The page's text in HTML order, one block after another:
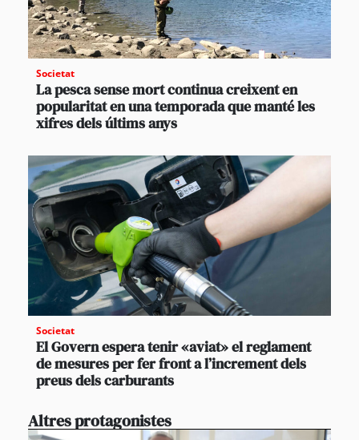
Societat
La pesca sense mort continua creixent en
popularitat en una temporada que manté les
xifres dels últims anys
Societat
El Govern espera tenir «aviat» el reglament
de mesures per fer front a l’increment dels
preus dels carburants
Altres protagonistes